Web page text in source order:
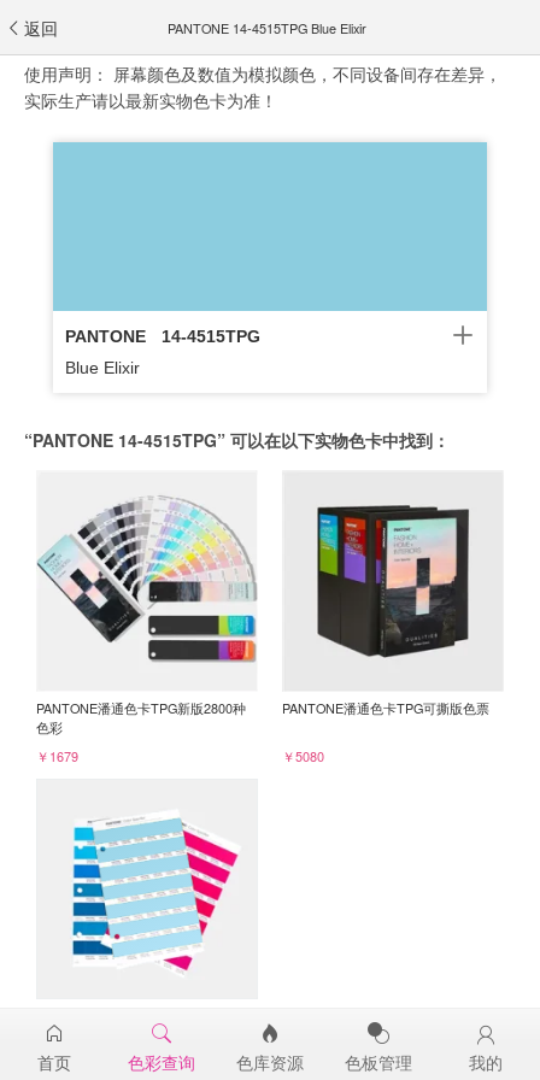
返回 PANTONE 14-4515TPG Blue Elixir
使用声明： 屏幕颜色及数值为模拟颜色，不同设备间存在差异，
实际生产请以最新实物色卡为准！
PANTONE
14-4515TPG
Blue Elixir
“PANTONE 14-4515TPG” 可以在以下实物色卡中找到：
PANTONE潘通色卡TPG新版2800种
色彩
￥1679
PANTONE潘通色卡TPG可撕版色票
￥5080
14-4515TPG
￥98
首页 色彩查询 色库资源 色板管理 我的